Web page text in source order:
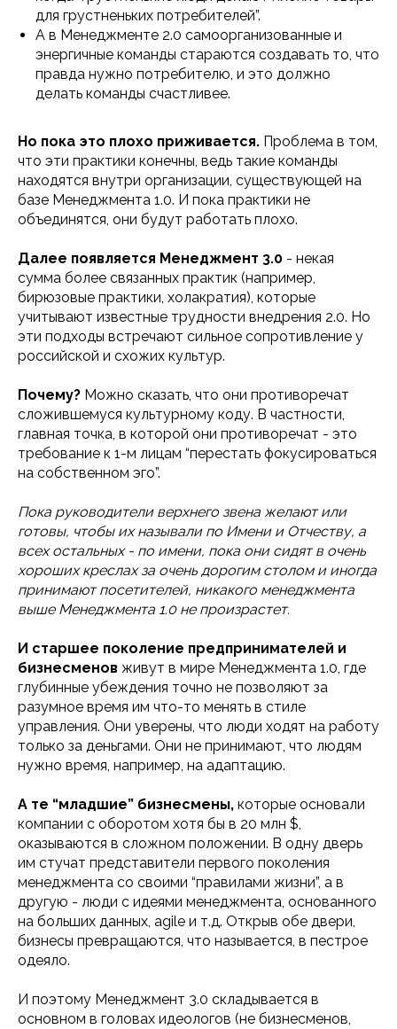
для грустненьких потребителей”.
А в Менеджменте 2.0 самоорганизованные и
энергичные команды стараются создавать то, что
правда нужно потребителю, и это должно
делать команды счастливее.
Но пока это плохо приживается. Проблема в том,
что эти практики конечны, ведь такие команды
находятся внутри организации, существующей на
базе Менеджмента 1.0. И пока практики не
объединятся, они будут работать плохо.
Далее появляется Менеджмент 3.0 - некая
сумма более связанных практик (например,
бирюзовые практики, холакратия), которые
учитывают известные трудности внедрения 2.0. Но
эти подходы встречают сильное сопротивление у
российской и схожих культур.
Почему? Можно сказать, что они противоречат
сложившемуся культурному коду. В частности,
главная точка, в которой они противоречат - это
требование к 1-м лицам “перестать фокусироваться
на собственном эго”.
Пока руководители верхнего звена желают или
готовы, чтобы их называли по Имени и Отчеству, а
всех остальных - по имени, пока они сидят в очень
хороших креслах за очень дорогим столом и иногда
принимают посетителей, никакого менеджмента
выше Менеджмента 1.0 не произрастет.
И старшее поколение предпринимателей и
бизнесменов живут в мире Менеджмента 1.0, где
глубинные убеждения точно не позволяют за
разумное время им что-то менять в стиле
управления. Они уверены, что люди ходят на работу
только за деньгами. Они не принимают, что людям
нужно время, например, на адаптацию.
А те “младшие” бизнесмены, которые основали
компании с оборотом хотя бы в 20 млн $,
оказываются в сложном положении. В одну дверь
им стучат представители первого поколения
менеджмента со своими “правилами жизни”, а в
другую - люди с идеями менеджмента, основанного
на больших данных, agile и т.д. Открыв обе двери,
бизнесы превращаются, что называется, в пестрое
одеяло.
И поэтому Менеджмент 3.0 складывается в
основном в головах идеологов (не бизнесменов,